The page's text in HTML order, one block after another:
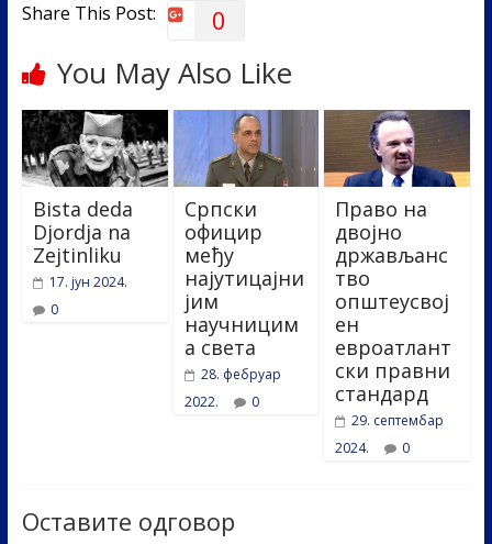
Share This Post: 0
You May Also Like
Bista deda
Djordja na
Zejtinliku
17. јун 2024.
0
Српски
официр
међу
најутицајни
јим
научницим
а света
28. фебруар
2022.
0
Право на
двојно
држављанс
тво
општеусвој
ен
евроатлант
ски правни
стандард
29. септембар
2024.
0
Оставите одговор